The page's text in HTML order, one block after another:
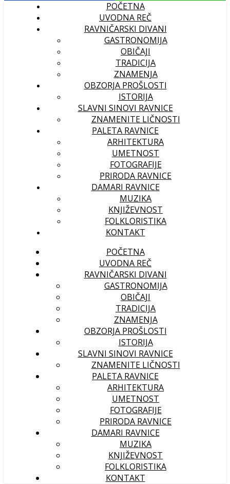
POČETNA
UVODNA REČ
RAVNIČARSKI DIVANI
GASTRONOMIJA
OBIČAJI
TRADICIJA
ZNAMENJA
OBZORJA PROŠLOSTI
ISTORIJA
SLAVNI SINOVI RAVNICE
ZNAMENITE LIČNOSTI
PALETA RAVNICE
ARHITEKTURA
UMETNOST
FOTOGRAFIJE
PRIRODA RAVNICE
DAMARI RAVNICE
MUZIKA
KNJIŽEVNOST
FOLKLORISTIKA
KONTAKT
POČETNA
UVODNA REČ
RAVNIČARSKI DIVANI
GASTRONOMIJA
OBIČAJI
TRADICIJA
ZNAMENJA
OBZORJA PROŠLOSTI
ISTORIJA
SLAVNI SINOVI RAVNICE
ZNAMENITE LIČNOSTI
PALETA RAVNICE
ARHITEKTURA
UMETNOST
FOTOGRAFIJE
PRIRODA RAVNICE
DAMARI RAVNICE
MUZIKA
KNJIŽEVNOST
FOLKLORISTIKA
KONTAKT